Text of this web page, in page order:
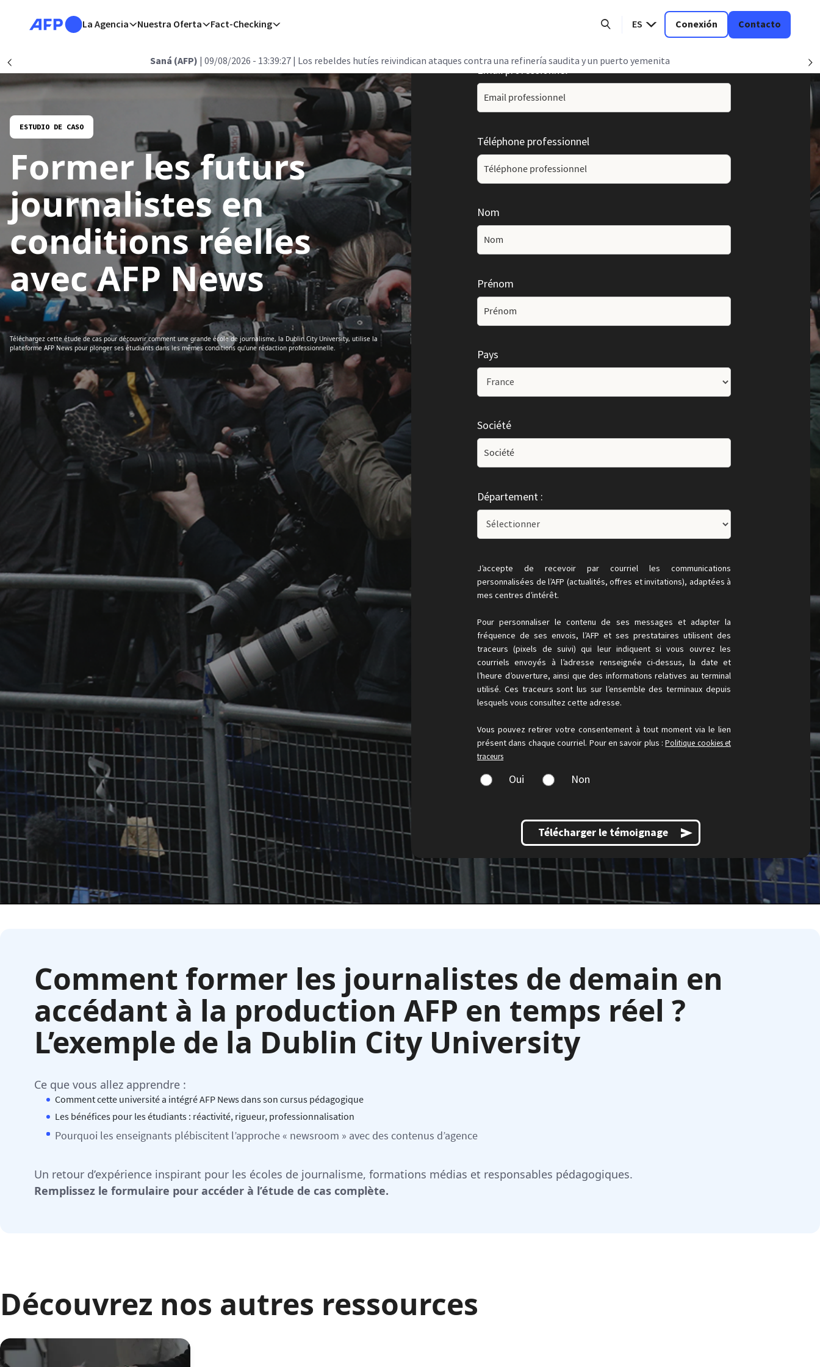
La Agencia Nuestra Oferta Fact-Checking ES Conexión Contacto
Saná (AFP) | 09/08/2026 - 13:39:27 | Los rebeldes hutíes reivindican ataques contra una refinería saudita y un puerto yemenita
ESTUDIO DE CASO
Former les futurs
journalistes en
conditions réelles
avec AFP News
Téléchargez cette étude de cas pour découvrir comment une grande école de journalisme, la Dublin City University, utilise la
plateforme AFP News pour plonger ses étudiants dans les mêmes conditions qu’une rédaction professionnelle.
Email professionnel
Téléphone professionnel
Nom
Prénom
Pays
Société
Département :
J’accepte de recevoir par courriel les communications
personnalisées de l’AFP (actualités, offres et invitations), adaptées à
mes centres d’intérêt.
Pour personnaliser le contenu de ses messages et adapter la
fréquence de ses envois, l’AFP et ses prestataires utilisent des
traceurs (pixels de suivi) qui leur indiquent si vous ouvrez les
courriels envoyés à l’adresse renseignée ci-dessus, la date et
l’heure d’ouverture, ainsi que des informations relatives au terminal
utilisé. Ces traceurs sont lus sur l’ensemble des terminaux depuis
lesquels vous consultez cette adresse.
Vous pouvez retirer votre consentement à tout moment via le lien
présent dans chaque courriel. Pour en savoir plus :Politique cookies et
traceurs
Oui Non
Télécharger le témoignage
Comment former les journalistes de demain en
accédant à la production AFP en temps réel ?
L’exemple de la Dublin City University
Ce que vous allez apprendre :
Comment cette université a intégré AFP News dans son cursus pédagogique
Les bénéfices pour les étudiants : réactivité, rigueur, professionnalisation
Pourquoi les enseignants plébiscitent l’approche « newsroom » avec des contenus d’agence
Un retour d’expérience inspirant pour les écoles de journalisme, formations médias et responsables pédagogiques.
Remplissez le formulaire pour accéder à l’étude de cas complète.
Découvrez nos autres ressources